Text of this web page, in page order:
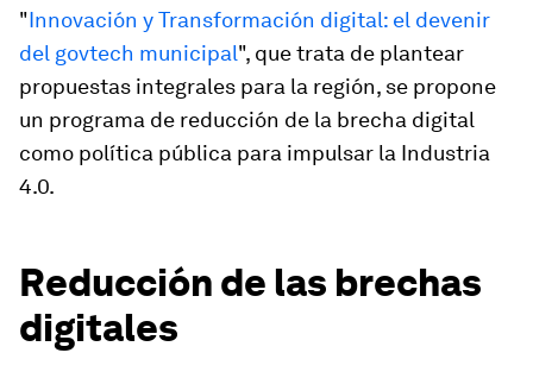
"Innovación y Transformación digital: el devenir
del govtech municipal", que trata de plantear
propuestas integrales para la región, se propone
un programa de reducción de la brecha digital
como política pública para impulsar la Industria
4.0.
Reducción de las brechas
digitales